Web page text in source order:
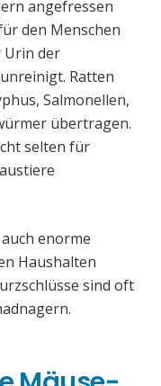
angefressen
den Menschen
Urin der
Ratten
Salmonellen,
übertragen.
selten für
enorme
Haushalten
sind oft